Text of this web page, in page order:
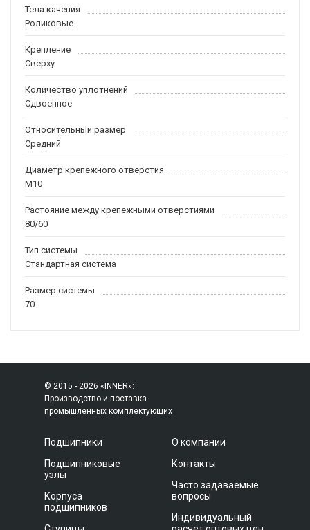
Тела качения
Роликовые
Крепление
Сверху
Количество уплотнений
Сдвоенное
Относительный размер
Средний
Диаметр крепежного отверстия
M10
Растояние между крепежными отверстиями
80/60
Тип системы
Стандартная система
Размер системы
70
© 2015 - 2026 «INNER»:
Производство и поставка
промышленных комплектующих
Подшипники
Подшипниковые
узлы
Корпуса
подшипников
О компании
Контакты
Часто задаваемые
вопросы
Индивидуальный